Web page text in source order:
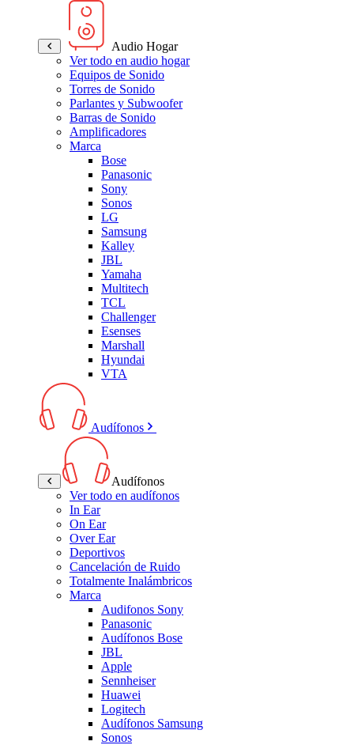
Audio Hogar
Ver todo en audio hogar
Equipos de Sonido
Torres de Sonido
Parlantes y Subwoofer
Barras de Sonido
Amplificadores
Marca
Bose
Panasonic
Sony
Sonos
LG
Samsung
Kalley
JBL
Yamaha
Multitech
TCL
Challenger
Esenses
Marshall
Hyundai
VTA
Audífonos
Audífonos
Ver todo en audífonos
In Ear
On Ear
Over Ear
Deportivos
Cancelación de Ruido
Totalmente Inalámbricos
Marca
Audifonos Sony
Panasonic
Audífonos Bose
JBL
Apple
Sennheiser
Huawei
Logitech
Audífonos Samsung
Sonos